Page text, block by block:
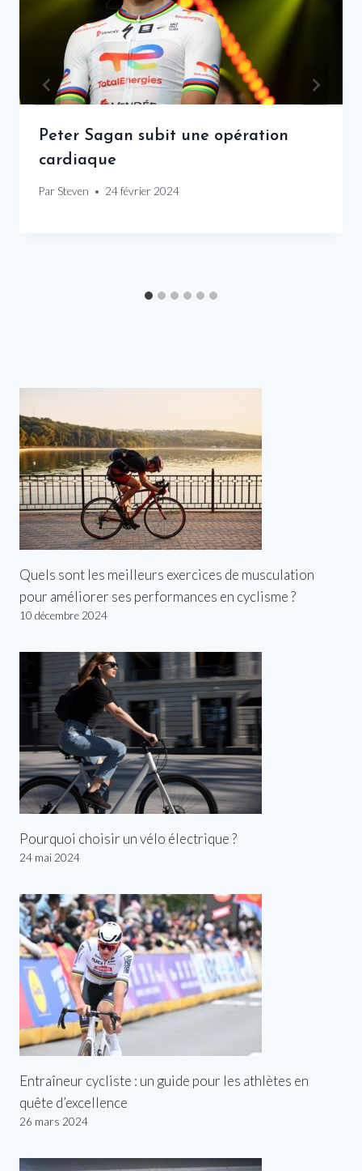
Peter Sagan subit une opération
cardiaque
Par Steven 24 février 2024
Quels sont les meilleurs exercices de musculation
pour améliorer ses performances en cyclisme ?
10 décembre 2024
Pourquoi choisir un vélo électrique ?
24 mai 2024
Entraîneur cycliste : un guide pour les athlètes en
quête d’excellence
26 mars 2024